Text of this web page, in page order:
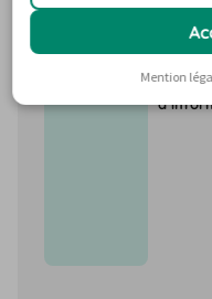
8/26
143,76 €
9/
Pas
Mention